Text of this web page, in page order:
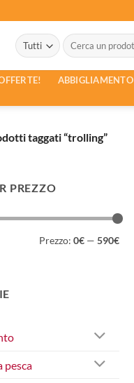
Cerca:
ABBIGLIAMENTO
taggati “trolling”
PREZZO
Prezzo: 0€— 590€
pesca